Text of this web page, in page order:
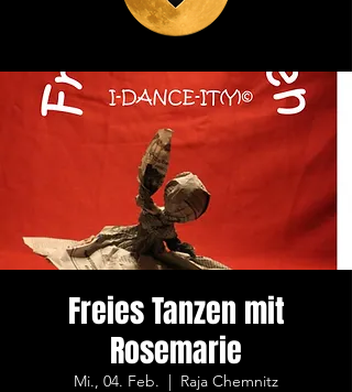
Freies Tanzen mit
Rosemarie
Mi., 04. Feb.
  |
Raja Chemnitz